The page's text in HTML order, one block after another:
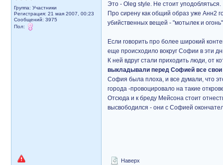
Группа: Участники
Регистрация: 21 мая 2007, 00:23
Сообщений: 3975
Пол:
Это - Oleg style. Не стоит уподобляться.
Про сирену как общий образ уже Анн2
убийственных вещей - "мотылек и
Если говорить про более широкий
еще происходило вокруг Софии в эти
К ней вдруг стали приходить люди, от
выкладывали перед Софией все
София была плоха, и все думали, что
города -провоцировало на такие
Отсюда и к бреду Мейсона стоит
высвободился - они с Софией
Наверх